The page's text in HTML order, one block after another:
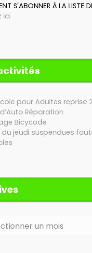
S'ABONNER À LA LISTE
ici
pour Adultes reprise
Réparation
Bicycode
du jeudi suspendues